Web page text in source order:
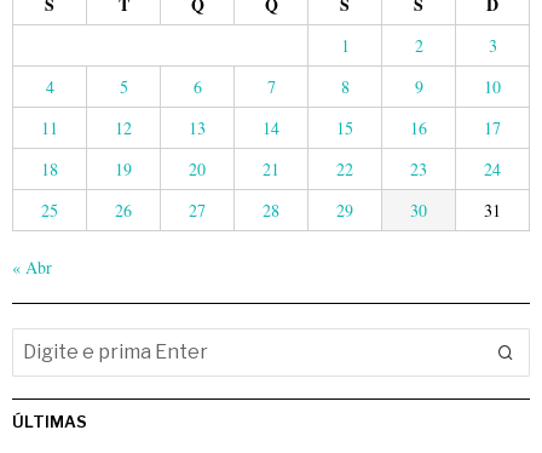
1 2
3
4
5 6 7 8 9
10
11
12 13 14 15 16
17
18
19 20 21 22 23
24
25
26 27 28 29 30 31
« Abr
ÚLTIMAS